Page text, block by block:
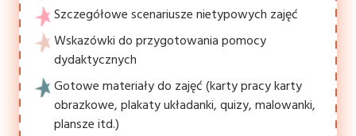
Szczegółowe scenariusze nietypowych zajęć
Wskazówki do przygotowania pomocy
dydaktycznych
Gotowe materiały do zajęć (karty pracy karty
obrazkowe, plakaty układanki, quizy, malowanki,
plansze itd.)